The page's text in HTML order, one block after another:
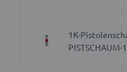
1K-
PISTSCHAUM-